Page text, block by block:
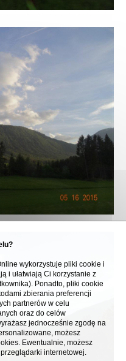
wykorzystuje pliki cookie i
i ułatwiają Ci korzystanie z
Ponadto, pliki cookie
zbierania preferencji
partnerów w celu
oraz do celów
jednocześnie zgodę na
możesz
Ewentualnie, możesz
internetowej.